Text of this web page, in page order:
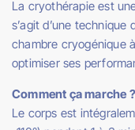
La cryothérapie est
s’agit d’une
chambre cryogénique
optimiser ses
Comment ça marche ?
Le corps est